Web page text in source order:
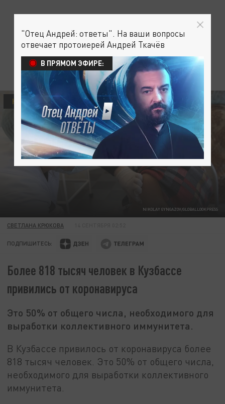
NIKOLAY GYNGAZOV/GLOBALLOOKPRESS
КОРОНАВИРУС
СВЕТЛАНА КРЮКОВА
ПОДПИШИТЕСЬ:
Более 818 тысяч человек в Кузбассе
привились от коронавируса
Это 50% от общего числа, необходимого для
выработки коллективного иммунитета.
В Кузбассе привилось от коронавируса более
818 тысяч человек. Это 50% от общего числа,
необходимого для выработки коллективного
иммунитета.
"Отец Андрей: ответы". На ваши вопросы
отвечает протоиерей Андрей Ткачёв
В ПРЯМОМ ЭФИРЕ: